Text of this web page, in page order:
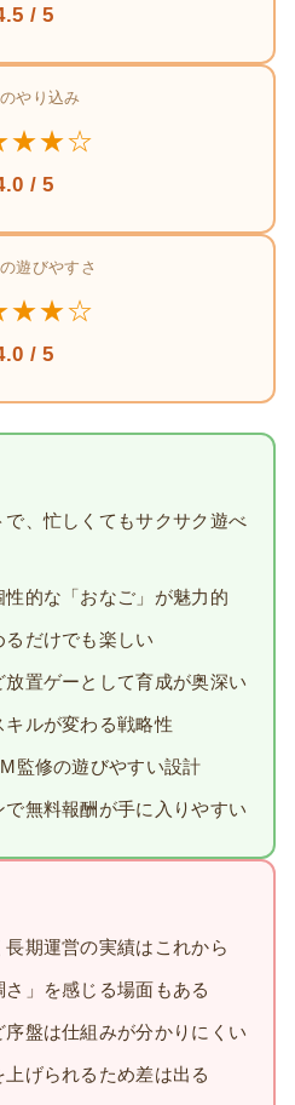
/ 5
やり込み
/ 5
遊びやすさ
/ 5
、忙しくてもサクサク遊べ
的な「おなご」が魅力的
だけでも楽しい
置ゲーとして育成が奥深い
ルが変わる戦略性
監修の遊びやすい設計
無料報酬が手に入りやすい
期運営の実績はこれから
」を感じる場面もある
盤は仕組みが分かりにくい
げられるため差は出る